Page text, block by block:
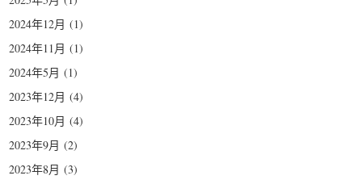
2024年12月 (1)
2024年11月 (1)
2024年5月 (1)
2023年12月 (4)
2023年10月 (4)
2023年9月 (2)
2023年8月 (3)